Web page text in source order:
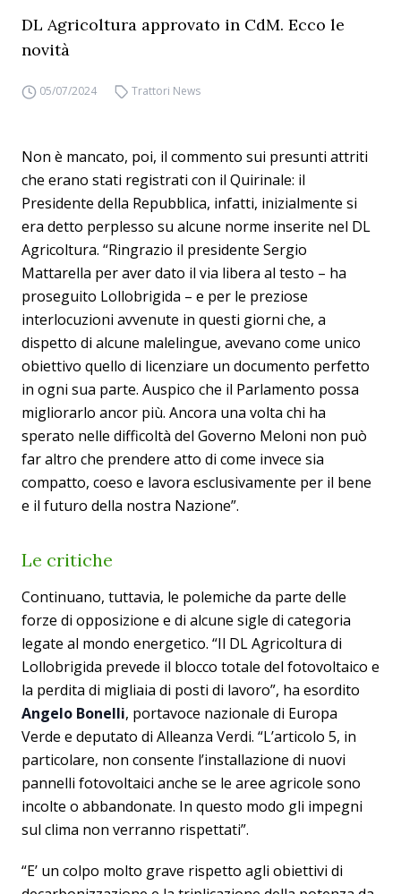
DL Agricoltura approvato in CdM. Ecco le
novità
05/07/2024 Trattori News
Non è mancato, poi, il commento sui presunti attriti
che erano stati registrati con il Quirinale: il
Presidente della Repubblica, infatti, inizialmente si
era detto perplesso su alcune norme inserite nel DL
Agricoltura. “Ringrazio il presidente Sergio
Mattarella per aver dato il via libera al testo – ha
proseguito Lollobrigida – e per le preziose
interlocuzioni avvenute in questi giorni che, a
dispetto di alcune malelingue, avevano come unico
obiettivo quello di licenziare un documento perfetto
in ogni sua parte. Auspico che il Parlamento possa
migliorarlo ancor più. Ancora una volta chi ha
sperato nelle difficoltà del Governo Meloni non può
far altro che prendere atto di come invece sia
compatto, coeso e lavora esclusivamente per il bene
e il futuro della nostra Nazione”.
Le critiche
Continuano, tuttavia, le polemiche da parte delle
forze di opposizione e di alcune sigle di categoria
legate al mondo energetico. “Il DL Agricoltura di
Lollobrigida prevede il blocco totale del fotovoltaico e
la perdita di migliaia di posti di lavoro”, ha esordito
Angelo Bonelli, portavoce nazionale di Europa
Verde e deputato di Alleanza Verdi. “L’articolo 5, in
particolare, non consente l’installazione di nuovi
pannelli fotovoltaici anche se le aree agricole sono
incolte o abbandonate. In questo modo gli impegni
sul clima non verranno rispettati”.
“E’ un colpo molto grave rispetto agli obiettivi di